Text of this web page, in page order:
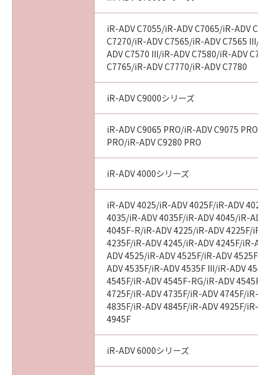
iR-ADV C7055/iR-ADV C7065/iR-ADV
C7270/iR-ADV C7565/iR-ADV C7565 III/
ADV C7570 III/iR-ADV C7580/iR-ADV
C7765/iR-ADV C7770/iR-ADV C7780
iR-ADV C9000シリーズ
iR-ADV C9065 PRO/iR-ADV C9075 PRO/
PRO/iR-ADV C9280 PRO
iR-ADV 4000シリーズ
iR-ADV 4025/iR-ADV 4025F/iR-ADV
4035/iR-ADV 4035F/iR-ADV 4045/iR-ADV
4045F-R/iR-ADV 4225/iR-ADV 4225F/iR-
4235F/iR-ADV 4245/iR-ADV 4245F/iR-
ADV 4525/iR-ADV 4525F/iR-ADV 4525F
ADV 4535F/iR-ADV 4535F III/iR-ADV
4545F/iR-ADV 4545F-RG/iR-ADV 4545F
4725F/iR-ADV 4735F/iR-ADV 4745F/iR-
4835F/iR-ADV 4845F/iR-ADV 4925F/iR-
4945F
iR-ADV 6000シリーズ